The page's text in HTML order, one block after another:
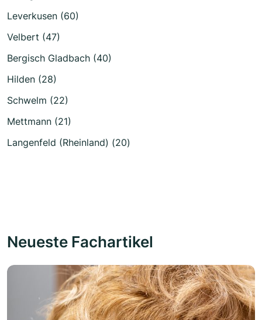
Leverkusen (60)
Velbert (47)
Bergisch Gladbach (40)
Hilden (28)
Schwelm (22)
Mettmann (21)
Langenfeld (Rheinland) (20)
Neueste Fachartikel